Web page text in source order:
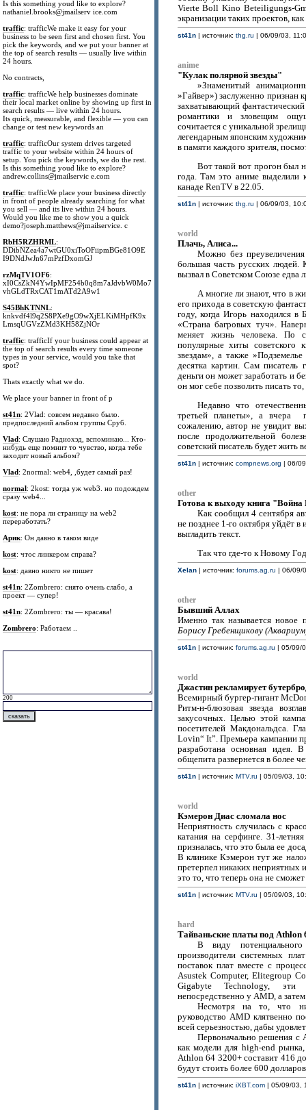
Is this something youd like to explore?
nathaniel.brooks@jmailserv ice.com
traffic: trafficWe make it easy for your
business to be seen first and chosen first. You
pick the keywords, and we put your banner at
the top of search results — usually live within
24 hours.
No contracts,
traffic: trafficWe help businesses dominate
their local market online by showing up first in
search results — live within 24 hours.
Its quick, measurable, and flexible — you can
change or test new keywords an
traffic: trafficOur system drives targeted
traffic to your website within 24 hours of
setup. You pick the keywords, we do the rest.
Is this something youd like to explore?
andrew.collins@jmailservic e.com
traffic: trafficWe place your business directly
in front of people already searching for what
you sell — and its live within 24 hours.
Would you like me to show you a quick
demo?joseph.matthews@jmailservice. c
RbH5RZHRML:
DDibNZea4a7wtGU0xiToOFiipmBGe81O9E
I9DNdJwJn67mPzfDxomGJ
rzMqTV1OF6:
xI0CsZkN4YwIpMF254b0q8m7aJdvbW0Mo7
vhGLdTRxCAT1mATd2A9w1
S45BhKTNNL:
knkvdf4l9q2S8PXe9gO9wXjELKiMHpfK9x
LmsqUGVzZMd3KH58ZjNOr
traffic: trafficIf your business could appear at
the top of search results every time someone
types in your service, would you take that
spot?
Thats exactly what we do.
We place your banner in front of p
st41n: 2Vlad: совсем недавно было.
предпоследний альбом группы Сруб.
Vlad: Слушаю Радиохэд, вспоминаю... Кто-
нибудь еще помнит то чувство, когда тебе
заходит новый альбом?
Vlad: 2normal: web4, ,будет самый раз!
normal: 2kost: тогда уж web3. но подождем
сразу web4...
kost: не пора ли страницу на web2
переработать?
Арик: Он давно в таком виде
kost: чтос линкером справа?
kost: давно никто не пишет
st41n: 2Zombrero: снято очень слабо, а
проект — супер!
st41n: 2Zombrero: ты — красава!
Zombrero: Работаем ..
200
Vierte Boll Kino Beteiligungs-
экранизации таких проектов,
st41n| источник: thg.ru | 06/09/03,
anime
"Кулак полярной звезды"
»Знаменитый
»Гайвер») заслуженно
захватывающий
романтики и зловещим
сочитается с уникальной
легендарным японским
в памяти каждого зрителя,
Вот такой вот прогон был
года. Там это аниме выделили
канаде RenTV в 22.05.
st41n| источник: thg.ru | 06/09/03,
world
Плачь, Алиса...
Можно без
большая часть русских людей.
вызвал в Советском Союзе
А многие ли знают, что в
его прихода в советскую
году, когда Игорь находился в
«Страна багровых туч».
меняет жизнь человека. По
популярные хиты
звездам», а также
десятка картин. Сам
деньги он может заработать и
он мог себе позволить писать
Недавно что
третьей планеты», а вчера
сожалению, автор не увидит
после продолжительной
советский писатель будет жить
st41n| источник: compnews.org | 06/
other
Готова к выходу книга
Как сообщил 4 сентября
не позднее 1-го октября уйдёт
выгладить текст.
Так что где-то к Новому
Xelan| источник: forums.ag.ru | 06/09/
other
Бывший Аллах
Именно так называется новое
Борису Гребенщикову
st41n| источник: forums.ag.ru | 05/09/
world
Джастин рекламирует
Всемирный бургер-гигант
Ритм-н-блюзовая звезда
закусочных. Целью этой
посетителей Макдональдса.
Lovin“ It”. Премьера кампании
разработана основная идея.
общепита развернется в более
st41n| источник: MTV.ru | 05/09/03,
world
Кэмерон Диас сломала нос
Неприятность случилась с
катания на серфинге. 31-
призналась, что это была ее
В клинике Кэмерон тут же
претерпел никаких неприятных
это то, что теперь она не
st41n| источник: MTV.ru | 05/09/03,
hard
Тайваньские платы под Athlon
В виду
производители системных
поставок плат вместе с
Asustek Computer, Elitegroup
Gigabyte Technology, эти
непосредственно у AMD, а
Несмотря на то, что
руководство AMD клятвенно
всей серьезностью, дабы
Первоначально решения с
как модели для high-end
Athlon 64 3200+ составит 416
будут стоить более 600
st41n| источник: iXBT.com| 05/09/03,